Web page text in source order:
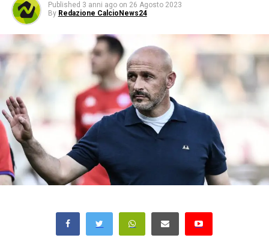
Published 3 anni ago on 26 Agosto 2023
By Redazione CalcioNews24